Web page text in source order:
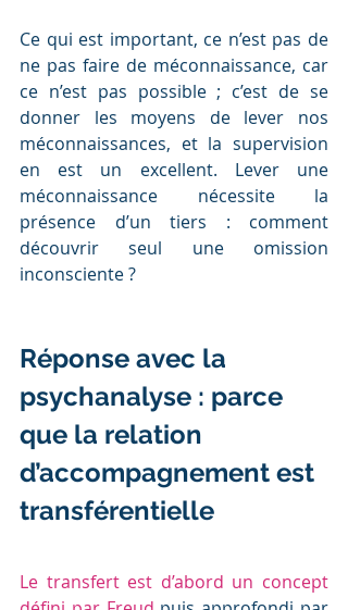
Ce qui est important, ce n’est pas de
ne pas faire de méconnaissance, car
ce n’est pas possible ; c’est de se
donner les moyens de lever nos
méconnaissances, et la supervision
en est un excellent. Lever une
méconnaissance nécessite la
présence d’un tiers : comment
découvrir seul une omission
inconsciente ?
Réponse avec la
psychanalyse : parce
que la relation
d’accompagnement est
transférentielle
Le transfert est d’abord un concept